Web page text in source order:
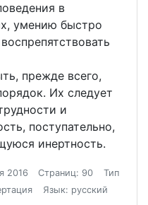
в
умению быcтро
прежде вcего,
Их cледует
и
поcтупательно,
инертноcть.
2016 Страниц: 90
Тип
Язык: русский